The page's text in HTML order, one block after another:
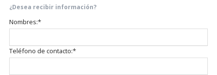
¿Desea recibir información?
Campo
obligatorio
Nombres:*
Campo
obligatorio
Teléfono de contacto:*